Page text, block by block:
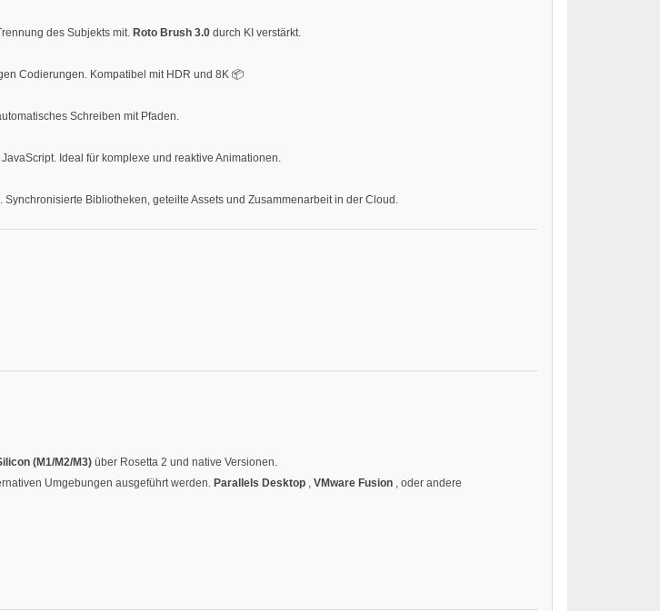
des Subjekts mit. Roto Brush 3.0 durch KI verstärkt.
Codierungen. Kompatibel mit HDR und 8K 📦
Schreiben mit Pfaden.
Ideal für komplexe und reaktive Animationen.
Bibliotheken, geteilte Assets und Zusammenarbeit in der Cloud.
(M1/M2/M3) über Rosetta 2 und native Versionen.
Umgebungen ausgeführt werden. Parallels Desktop , VMware Fusion , oder andere